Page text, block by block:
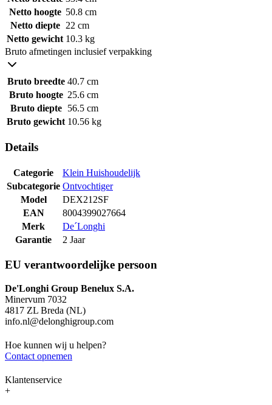
Netto hoogte 50.8 cm
Netto diepte
22 cm
Netto gewicht 10.3 kg
Bruto afmetingen inclusief verpakking
Bruto breedte 40.7 cm
Bruto hoogte 25.6 cm
Bruto diepte
56.5 cm
Bruto gewicht 10.56 kg
Details
Categorie
Klein Huishoudelijk
Subcategorie Ontvochtiger
Model
DEX212SF
EAN
8004399027664
Merk
De´Longhi
Garantie
2 Jaar
EU verantwoordelijke persoon
De'Longhi Group Benelux S.A.
Minervum 7032
4817 ZL Breda (NL)
info.nl@delonghigroup.com
Hoe kunnen wij u helpen?
Contact opnemen
Klantenservice
+